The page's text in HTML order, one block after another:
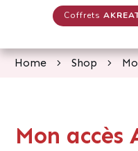
Coffrets
Home Shop
Mon accès